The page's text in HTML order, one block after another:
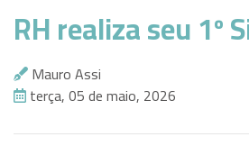
Nossos
Doe
Agora
RH realiza seu 1º
Mauro Assi
terça, 05 de maio, 2026